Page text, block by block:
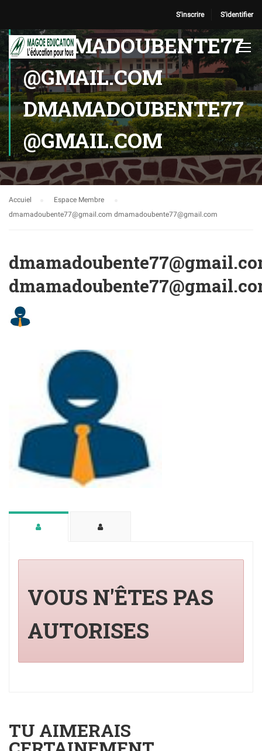
S'inscrire S'identifier
DMAMADOUBENTE77
@GMAIL.COM
DMAMADOUBENTE77
@GMAIL.COM
Accuiel
Espace Membre
dmamadoubente77@gmail.com dmamadoubente77@gmail.com
VOUS N'ÊTES PAS
AUTORISES
TU AIMERAIS